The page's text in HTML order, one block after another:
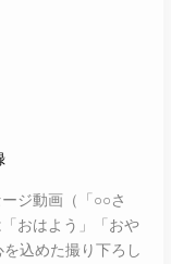
ジ動画（「○○さ
おはよう」「おや
込めた撮り下ろし